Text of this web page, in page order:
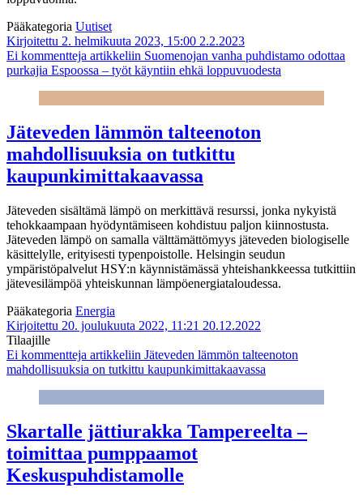
Pääkategoria Uutiset
Kirjoitettu 2. helmikuuta 2023, 15:00 2.2.2023
Ei kommentteja artikkeliin Suomenojan vanha puhdistamo odottaa
purkajia Espoossa – työt käyntiin ehkä loppuvuodesta
Jäteveden lämmön talteenoton
mahdollisuuksia on tutkittu
kaupunkimittakaavassa
Jäteveden sisältämä lämpö on merkittävä resurssi, jonka nykyistä
tehokkaampaan hyödyntämiseen kohdistuu paljon kiinnostusta.
Jäteveden lämpö on samalla välttämättömyys jäteveden biologiselle
käsittelylle, erityisesti typenpoistolle. Helsingin seudun
ympäristöpalvelut HSY:n käynnistämässä yhteishankkeessa tutkittiin
jätevesilämpöä yhteiskunnan lämpöenergiataloudessa.
Pääkategoria Energia
Kirjoitettu 20. joulukuuta 2022, 11:21 20.12.2022
Tilaajille
Ei kommentteja artikkeliin Jäteveden lämmön talteenoton
mahdollisuuksia on tutkittu kaupunkimittakaavassa
Skartalle jättiurakka Tampereelta –
toimittaa pumppaamot
Keskuspuhdistamolle